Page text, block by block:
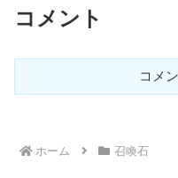
コメント
コメ
ホーム 召喚石